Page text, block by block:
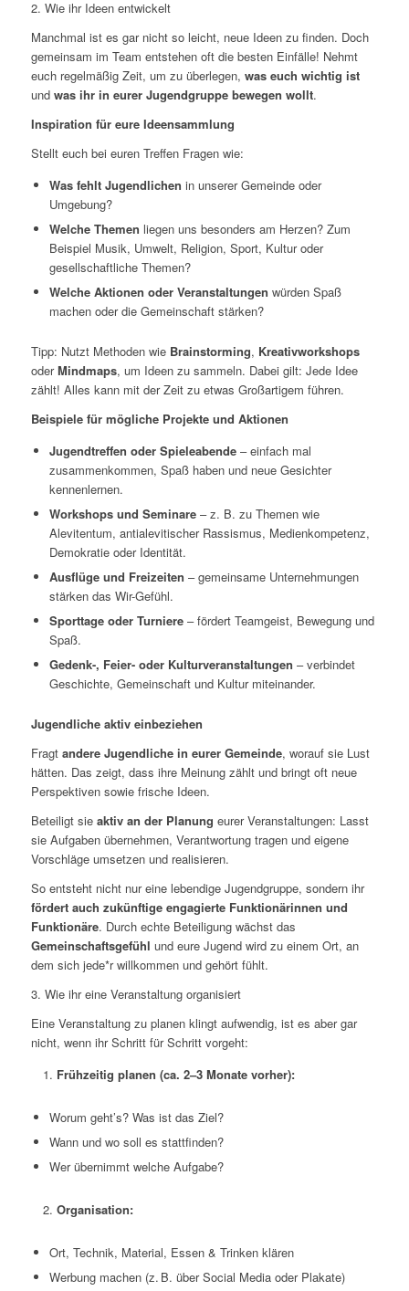
2. Wie ihr Ideen entwickelt
Manchmal ist es gar nicht so leicht, neue Ideen zu finden. Doch
gemeinsam im Team entstehen oft die besten Einfälle! Nehmt
euch regelmäßig Zeit, um zu überlegen, was euch wichtig ist
und was ihr in eurer Jugendgruppe bewegen wollt.
Inspiration für eure Ideensammlung
Stellt euch bei euren Treffen Fragen wie:
Was fehlt Jugendlichen in unserer Gemeinde oder
Umgebung?
Welche Themen liegen uns besonders am Herzen? Zum
Beispiel Musik, Umwelt, Religion, Sport, Kultur oder
gesellschaftliche Themen?
Welche Aktionen oder Veranstaltungen würden Spaß
machen oder die Gemeinschaft stärken?
Tipp: Nutzt Methoden wie Brainstorming, Kreativworkshops
oderMindmaps, um Ideen zu sammeln. Dabei gilt: Jede Idee
zählt! Alles kann mit der Zeit zu etwas Großartigem führen.
Beispiele für mögliche Projekte und Aktionen
Jugendtreffen oder Spieleabende– einfach mal
zusammenkommen, Spaß haben und neue Gesichter
kennenlernen.
Workshops und Seminare– z. B. zu Themen wie
Alevitentum, antialevitischer Rassismus, Medienkompetenz,
Demokratie oder Identität.
Ausflüge und Freizeiten – gemeinsame Unternehmungen
stärken das Wir-Gefühl.
Sporttage oder Turniere– fördert Teamgeist, Bewegung und
Spaß.
Gedenk-, Feier- oder Kulturveranstaltungen – verbindet
Geschichte, Gemeinschaft und Kultur miteinander.
Jugendliche aktiv einbeziehen
Fragt andere Jugendliche in eurer Gemeinde, worauf sie Lust
hätten. Das zeigt, dass ihre Meinung zählt und bringt oft neue
Perspektiven sowie frische Ideen.
Beteiligt sie aktiv an der Planung eurer Veranstaltungen: Lasst
sie Aufgaben übernehmen, Verantwortung tragen und eigene
Vorschläge umsetzen und realisieren.
So entsteht nicht nur eine lebendige Jugendgruppe, sondern ihr
fördert auch zukünftige engagierte Funktionärinnen und
Funktionäre. Durch echte Beteiligung wächst das
Gemeinschaftsgefühl und eure Jugend wird zu einem Ort, an
dem sich jede*r willkommen und gehört fühlt.
3. Wie ihr eine Veranstaltung organisiert
Eine Veranstaltung zu planen klingt aufwendig, ist es aber gar
nicht, wenn ihr Schritt für Schritt vorgeht:
Frühzeitig planen (ca. 2–3 Monate vorher):
Worum geht’s? Was ist das Ziel?
Wann und wo soll es stattfinden?
Wer übernimmt welche Aufgabe?
Organisation:
Ort, Technik, Material, Essen & Trinken klären
Werbung machen (z. B. über Social Media oder Plakate)